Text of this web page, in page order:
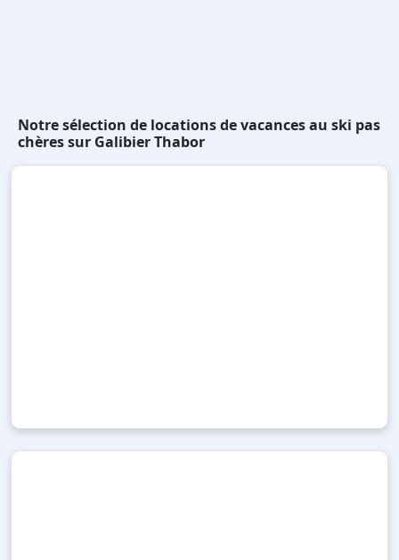
Notre sélection de locations de vacances au ski pas
chères sur Galibier Thabor